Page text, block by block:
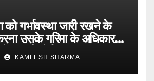
को गर्भावस्था जारी रखने के
उसके गरिमा के अधिकार
हाई कोर्ट
KAMLESH SHARMA